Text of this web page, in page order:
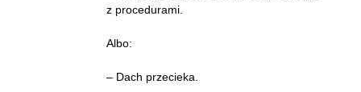
z procedurami.
Albo:
– Dach przecieka.